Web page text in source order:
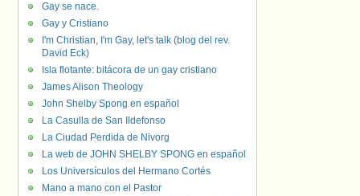
Gay se nace.
Gay y Cristiano
I'm Christian, I'm Gay, let's talk (blog del rev.
David Eck)
Isla flotante: bitácora de un gay cristiano
James Alison Theology
John Shelby Spong en español
La Casulla de San Ildefonso
La Ciudad Perdida de Nivorg
La web de JOHN SHELBY SPONG en español
Los Universículos del Hermano Cortés
Mano a mano con el Pastor